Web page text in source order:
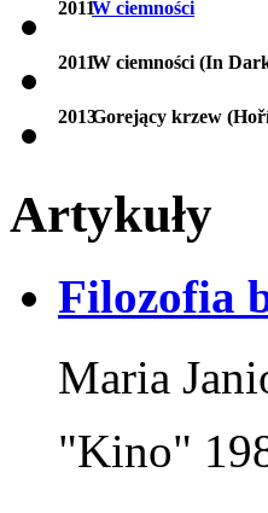
2011W ciemności
2011W ciemności (In
2013Gorejący krzew
Artykuły
Filozofia
Maria
"Kino"